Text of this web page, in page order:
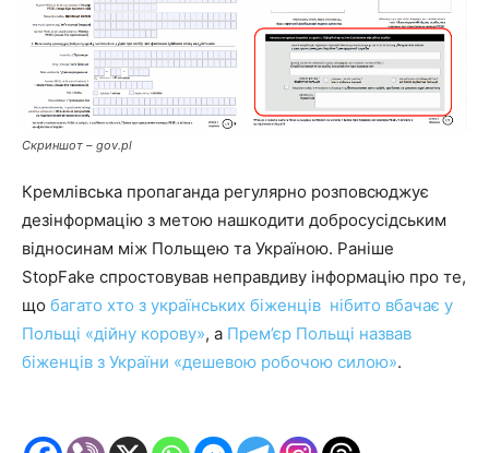
Скриншот – gov.pl
Кремлівська пропаганда регулярно розповсюджує
дезінформацію з метою нашкодити добросусідським
відносинам між Польщею та Україною. Раніше
StopFake спростовував неправдиву інформацію про те,
що багато хто з українських біженців нібито вбачає у
Польщі «дійну корову», а Прем’єр Польщі назвав
біженців з України «дешевою робочою силою».